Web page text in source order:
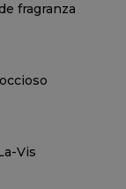
fragranza
Vis